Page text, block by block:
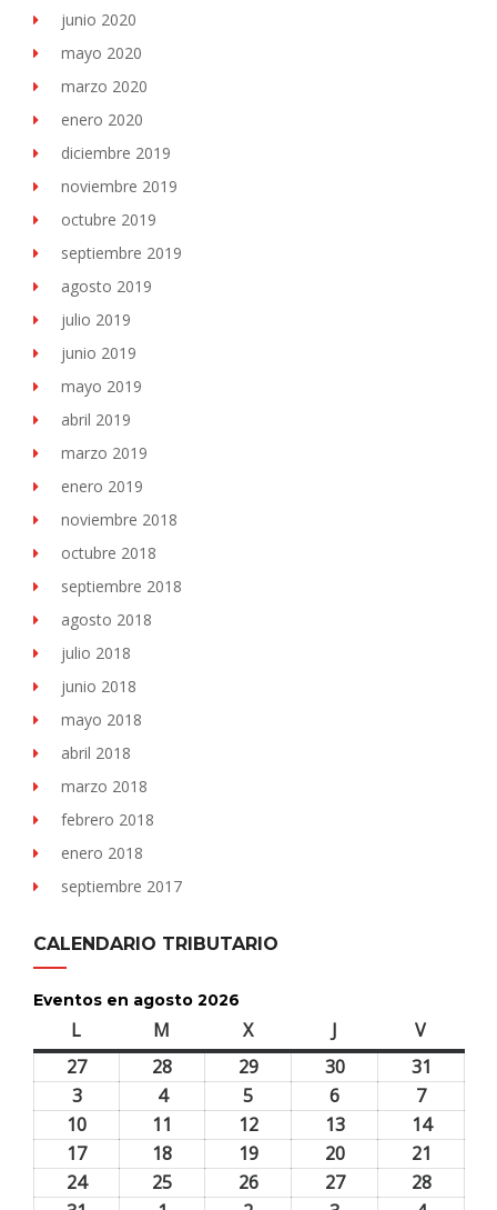
junio 2020
mayo 2020
marzo 2020
enero 2020
diciembre 2019
noviembre 2019
octubre 2019
septiembre 2019
agosto 2019
julio 2019
junio 2019
mayo 2019
abril 2019
marzo 2019
enero 2019
noviembre 2018
octubre 2018
septiembre 2018
agosto 2018
julio 2018
junio 2018
mayo 2018
abril 2018
marzo 2018
febrero 2018
enero 2018
septiembre 2017
CALENDARIO TRIBUTARIO
Eventos en agosto 2026
L M Xmiércoles J Vviernes
2727
28 2929
2026
3030
2026
31
2026
33
agosto,
2026
44
agosto,
2026
5
agosto,
2026
6
agosto,
2026
77
agosto,
2026
10
agosto,
2026
11 1212
agosto,
2026
1313
agosto,
2026
1414
2026
1717
agosto,
18 1919
agosto,
2020
agosto,
21
agosto,
2424
25 2626
2727
2828